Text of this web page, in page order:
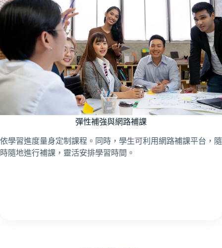
彈性補強與網路補課
依學習進度量身定制課程。同時，學生可利用網路補課平台，隨
時隨地進行補課，靈活安排學習時間。